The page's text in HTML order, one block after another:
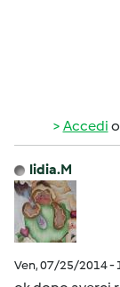
Accedi o
lidia.M
Ven, 07/25/2014 -